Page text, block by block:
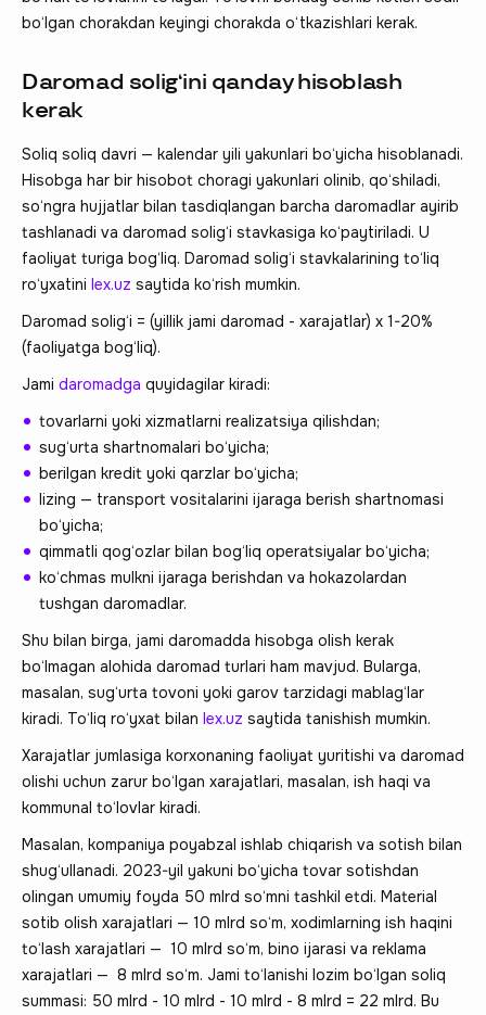
bo‘lgan chorakdan keyingi chorakda o‘tkazishlari kerak.
Daromad solig‘ini qanday hisoblash
kerak
Soliq soliq davri — kalendar yili yakunlari bo‘yicha hisoblanadi.
Hisobga har bir hisobot choragi yakunlari olinib, qo‘shiladi,
so‘ngra hujjatlar bilan tasdiqlangan barcha daromadlar ayirib
tashlanadi va daromad solig‘i stavkasiga ko‘paytiriladi. U
faoliyat turiga bog‘liq. Daromad solig‘i stavkalarining to‘liq
ro‘yxatini lex.uz saytida ko‘rish mumkin.
Daromad solig‘i = (yillik jami daromad - xarajatlar) x 1-20%
(faoliyatga bog‘liq).
Jami daromadga quyidagilar kiradi:
tovarlarni yoki xizmatlarni realizatsiya qilishdan;
sug‘urta shartnomalari bo‘yicha;
berilgan kredit yoki qarzlar bo‘yicha;
lizing — transport vositalarini ijaraga berish shartnomasi
bo‘yicha;
qimmatli qog‘ozlar bilan bog‘liq operatsiyalar bo‘yicha;
ko‘chmas mulkni ijaraga berishdan va hokazolardan
tushgan daromadlar.
Shu bilan birga, jami daromadda hisobga olish kerak
bo‘lmagan alohida daromad turlari ham mavjud. Bularga,
masalan, sug‘urta tovoni yoki garov tarzidagi mablag‘lar
kiradi. To‘liq ro‘yxat bilan lex.uz saytida tanishish mumkin.
Xarajatlar jumlasiga korxonaning faoliyat yuritishi va daromad
olishi uchun zarur bo‘lgan xarajatlari, masalan, ish haqi va
kommunal to‘lovlar kiradi.
Masalan, kompaniya poyabzal ishlab chiqarish va sotish bilan
shug‘ullanadi. 2023-yil yakuni bo‘yicha tovar sotishdan
olingan umumiy foyda 50 mlrd so‘mni tashkil etdi. Material
sotib olish xarajatlari — 10 mlrd so‘m, xodimlarning ish haqini
to‘lash xarajatlari — 10 mlrd so‘m, bino ijarasi va reklama
xarajatlari — 8 mlrd so‘m. Jami to‘lanishi lozim bo‘lgan soliq
summasi: 50 mlrd - 10 mlrd - 10 mlrd - 8 mlrd = 22 mlrd. Bu